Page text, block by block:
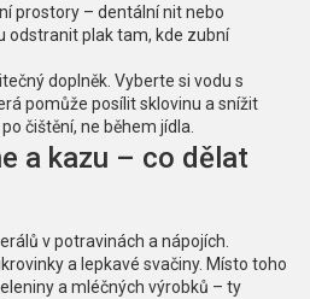
prostory – dentální nit nebo
odstranit plak tam, kde zubní
doplněk. Vyberte si vodu s
pomůže posílit sklovinu a snížit
čištění, ne během jídla.
a kazu – co dělat
v potravinách a nápojích.
a lepkavé svačiny. Místo toho
a mléčných výrobků – ty